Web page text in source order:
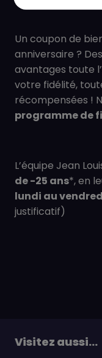
Un coupon de
anniversaire ?
avantages toute
votre fidélité,
récompensées !
programme de
L’équipe Jean
de -25 ans*, en
lundi au
justificatif)
Visitez aussi...